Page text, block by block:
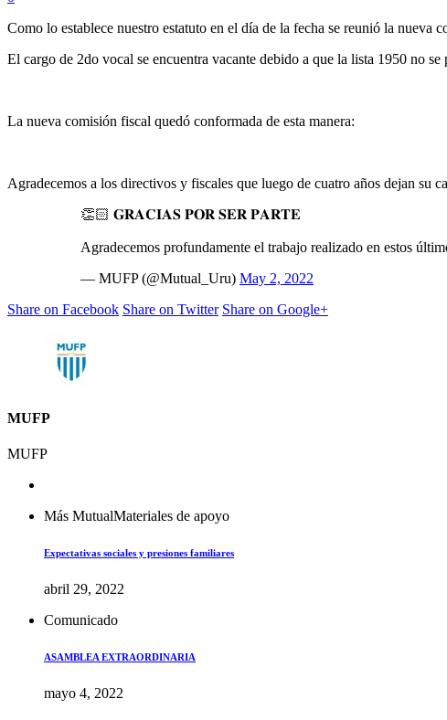
Como lo establece nuestro estatuto en el día de la fecha se reunió la nueva
El cargo de 2do vocal se encuentra vacante debido a que la lista 1950 no se
La nueva comisión fiscal quedó conformada de esta manera:
Agradecemos a los directivos y fiscales que luego de cuatro años dejan su
👏🏻 𝐆𝐑𝐀𝐂𝐈𝐀𝐒 𝐏𝐎𝐑 𝐒𝐄𝐑 𝐏𝐀𝐑𝐓𝐄
Agradecemos profundamente el trabajo realizado en estos
— MUFP (@Mutual_Uru) May 2, 2022
Share on Facebook Share on Twitter Share on Google+
MUFP
MUFP
Más MutualMateriales de apoyo
Expectativas sociales y presiones familiares
abril 29, 2022
Comunicado
ASAMBLEA EXTRAORDINARIA
mayo 4, 2022